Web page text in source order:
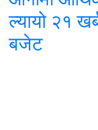
ल्यायो २१
बजेट